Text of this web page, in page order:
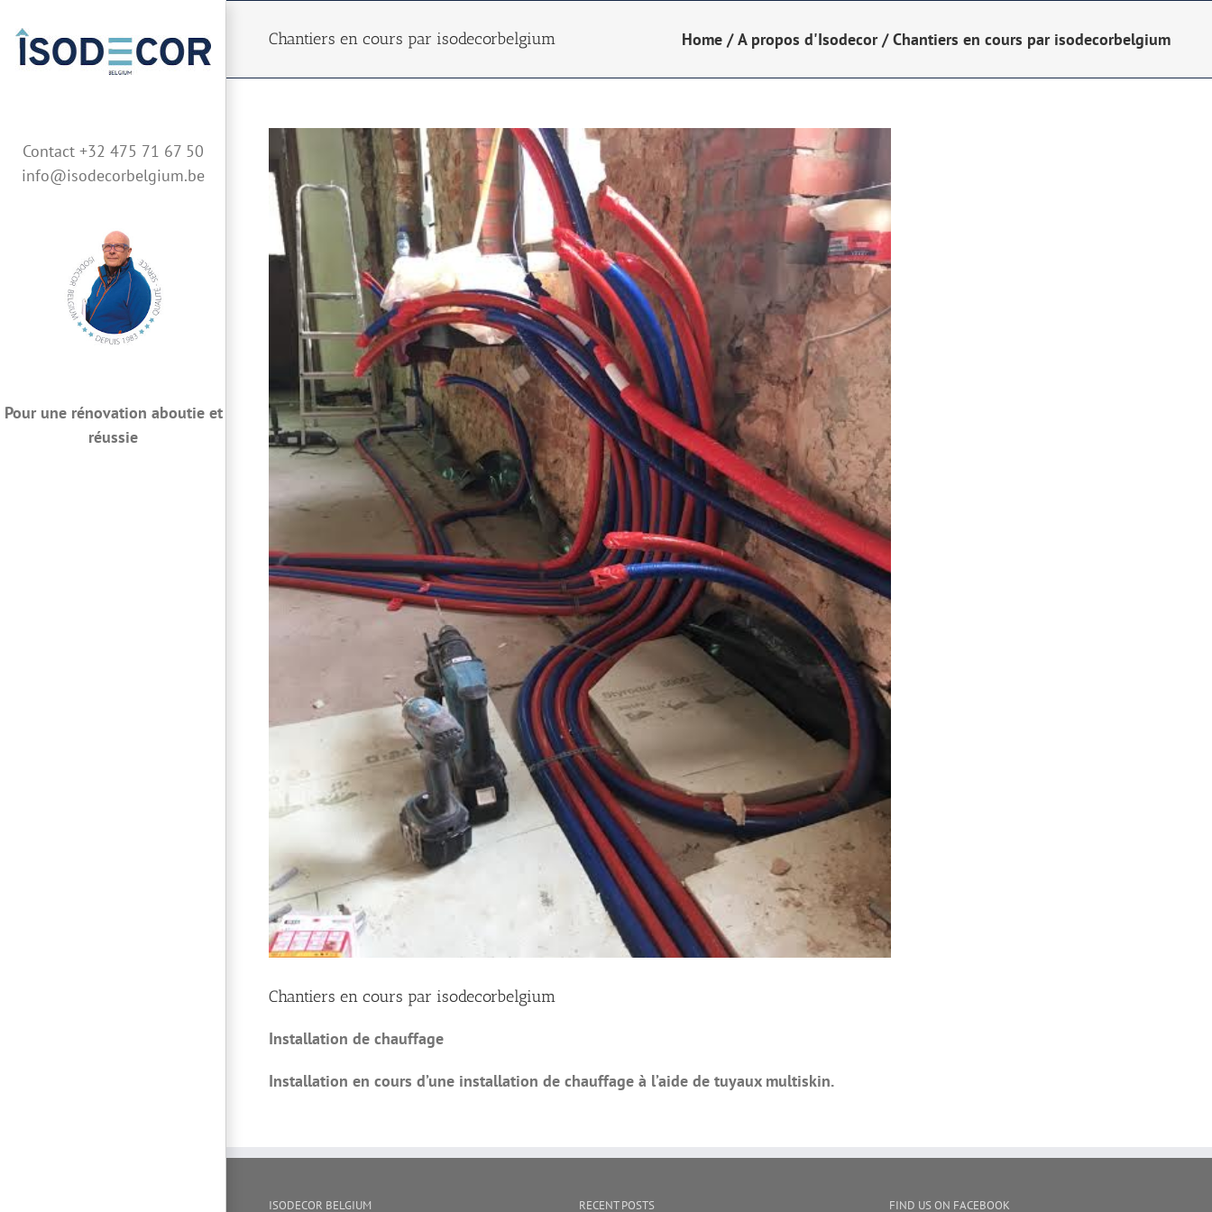
content
Contact +32 475 71 67 50
info@isodecorbelgium.be
Pour une rénovation aboutie et
réussie
Chantiers en cours par isodecorbelgium Home / A propos d'Isodecor / Chantiers en cours par isodecorbelgium
Chantiers en cours par isodecorbelgium
Installation de chauffage
Installation en cours d’une installation de chauffage à l’aide de tuyaux multiskin.
ISODECOR BELGIUM RECENT POSTS FIND US ON FACEBOOK